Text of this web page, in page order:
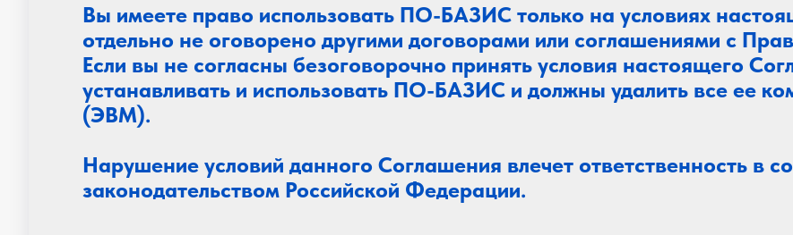
Вы имеете право использовать ПО-БАЗИС только на условиях
отдельно не оговорено другими договорами или соглашениями с
Если вы не согласны безоговорочно принять условия настоящего
устанавливать и использовать ПО-БАЗИС и должны удалить все ее
(ЭВМ).
Нарушение условий данного Соглашения влечет ответственность в
законодательством Российской Федерации.